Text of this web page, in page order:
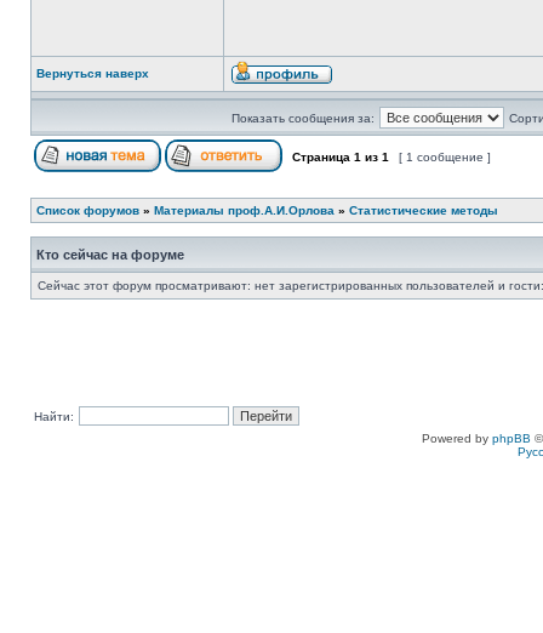
Вернуться наверх
Показать сообщения за:
Страница 1 из 1 [ 1 сообщение ]
Список форумов » Материалы проф.А.И.Орлова » Статистические методы
Кто сейчас на форуме
Сейчас этот форум просматривают: нет зарегистрированных пользователей и
Найти:
Powered by phpBB